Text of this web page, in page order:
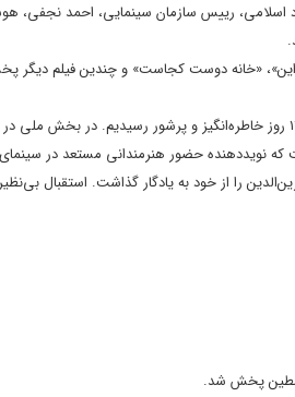
و ارشاد اسلامی، رییس سازمان سینمایی، احمد
راین»، «خانه دوست کجاست» و چندین فیلم
در ادامه مجتبی امینی دبیر چهل و دومین جشنواره بین‌المللی فیلم فجر به ایراد سخنانی پرداخت و گفت: به پایان ۱۱ روز خاطره‌انگیز و پرشور رسیدیم.
را از خود به یادگار گذاشت. استقبال
پخش شد.